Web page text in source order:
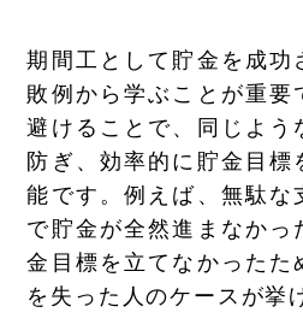
期間工として貯金を成功
敗例から学ぶことが重要
避けることで、同じよう
防ぎ、効率的に貯金目標
能です。例えば、無駄な
で貯金が全然進まなかっ
金目標を立てなかったた
を失った人のケースが挙